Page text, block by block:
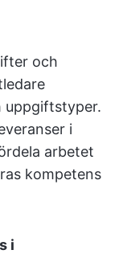
och
uppgiftstyper.
i
arbetet
kompetens
i